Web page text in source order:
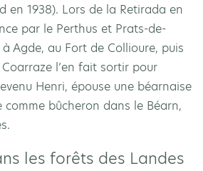
en 1938). Lors de la Retirada en
par le Perthus et Prats-de-
Agde, au Fort de Collioure, puis
l’en fait sortir pour
Henri, épouse une béarnaise
bûcheron dans le Béarn,
les forêts des Landes